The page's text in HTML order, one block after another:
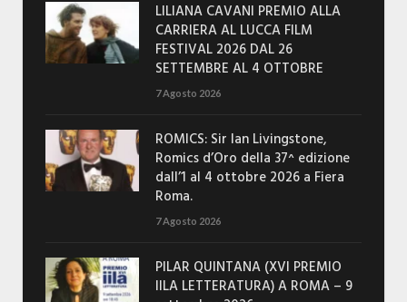
LILIANA CAVANI PREMIO ALLA
CARRIERA AL LUCCA FILM
FESTIVAL 2026 DAL 26
SETTEMBRE AL 4 OTTOBRE
7 Agosto 2026
ROMICS: Sir Ian Livingstone,
Romics d’Oro della 37^ edizione
dall’1 al 4 ottobre 2026 a Fiera
Roma.
7 Agosto 2026
PILAR QUINTANA (XVI PREMIO
IILA LETTERATURA) A ROMA – 9